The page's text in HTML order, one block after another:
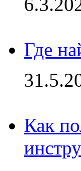
Где
Как